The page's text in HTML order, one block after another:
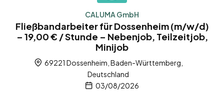
CALUMA GmbH
Fließbandarbeiter für Dossenheim (m/w/d)
– 19,00 € / Stunde – Nebenjob, Teilzeitjob,
Minijob
69221 Dossenheim, Baden-Württemberg,
Deutschland
03/08/2026